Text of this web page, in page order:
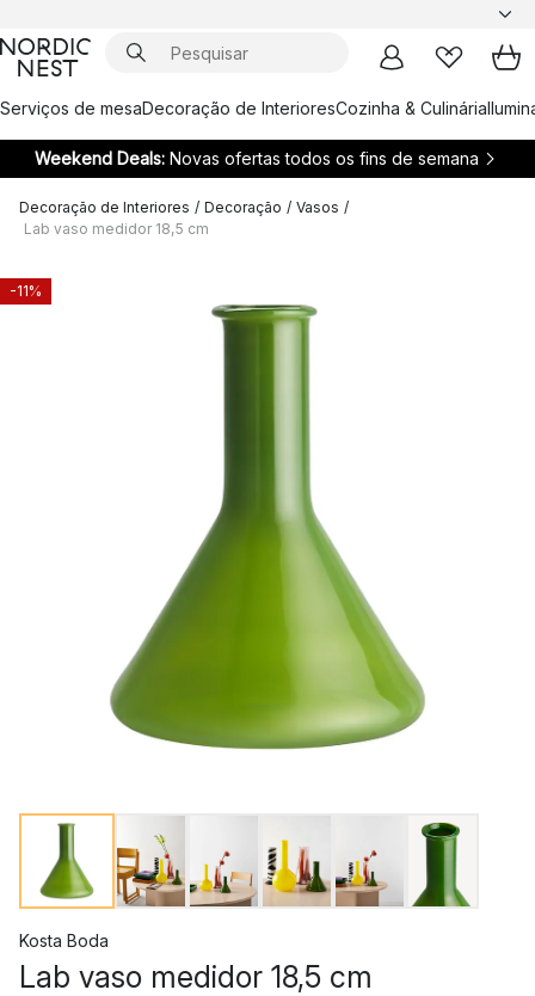
Serviços de mesaDecoração de InterioresCozinha & Culinária
Weekend Deals: Novas ofertas todos os fins de semana
Decoração de Interiores / Decoração / Vasos /
Lab vaso medidor 18,5 cm
-11%
Kosta Boda
Lab vaso medidor 18,5 cm